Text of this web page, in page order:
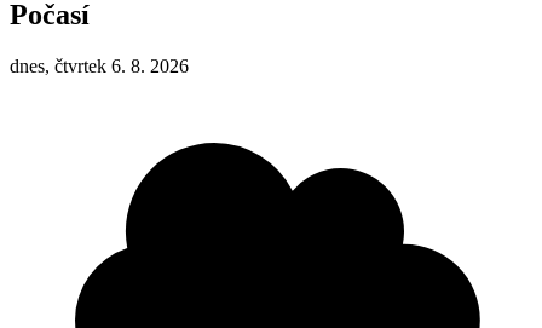
Počasí
dnes, čtvrtek 6. 8. 2026